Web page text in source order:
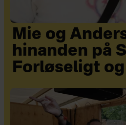
Mie og
hinanden på
Forløseligt